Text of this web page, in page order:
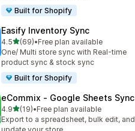
Built for Shopify
Easify Inventory Sync
4.5เต็ม 5 ดาว
(69)
ทั้งหมด 69 รีวิว
•Free plan available
One/ Multi store sync with Real-time
product sync & stock sync
Built for Shopify
eCommix ‑ Google Sheets Sync
4.9เต็ม 5 ดาว
(19)
ทั้งหมด 19 รีวิว
•Free plan available
Export to a spreadsheet, bulk edit, and